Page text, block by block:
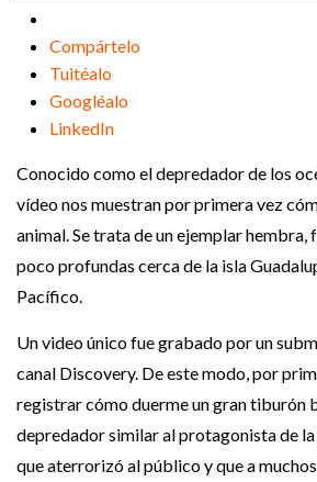
Compártelo
Tuitéalo
Googléalo
LinkedIn
Conocido como el depredador de los
vídeo nos muestran por primera vez
animal. Se trata de un ejemplar hembra,
poco profundas cerca de la isla
Pacífico.
Un video único fue grabado por un
canal Discovery. De este modo, por
registrar cómo duerme un gran tiburón
depredador similar al protagonista de la
que aterrorizó al público y que a